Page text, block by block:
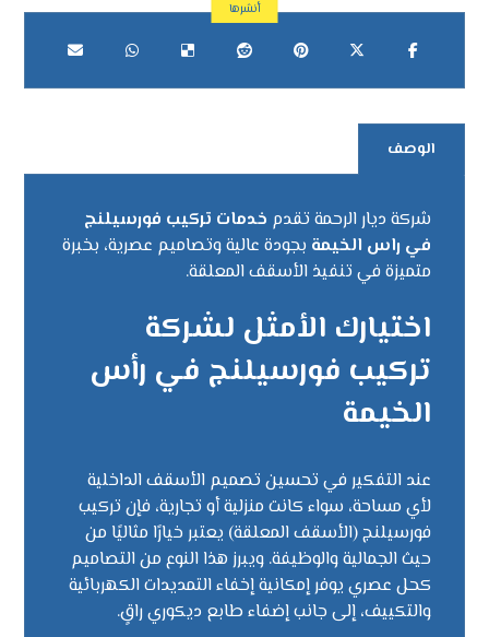
الوصف
شركة ديار الرحمة تقدم خدمات تركيب فورسيلنج
في راس الخيمة بجودة عالية وتصاميم عصرية، بخبرة
متميزة في تنفيذ الأسقف المعلقة.
اختيارك الأمثل لشركة
تركيب فورسيلنج في رأس
الخيمة
عند التفكير في تحسين تصميم الأسقف الداخلية
لأي مساحة، سواء كانت منزلية أو تجارية، فإن تركيب
فورسيلنج (الأسقف المعلقة) يعتبر خيارًا مثاليًا من
حيث الجمالية والوظيفة. ويبرز هذا النوع من التصاميم
كحل عصري يوفر إمكانية إخفاء التمديدات الكهربائية
والتكييف، إلى جانب إضفاء طابع ديكوري راقٍ.